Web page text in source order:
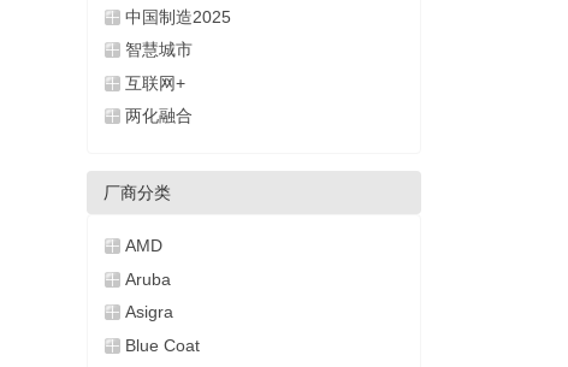
中国制造2025
智慧城市
互联网+
两化融合
厂商分类
AMD
Aruba
Asigra
Blue Coat